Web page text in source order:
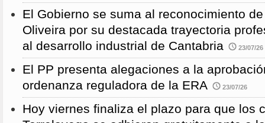
El Gobierno se suma al reconocimiento
Oliveira por su destacada trayectoria
al desarrollo industrial de Cantabria
23/07/26
El PP presenta alegaciones a la
ordenanza reguladora de la ERA
23/07/26
Hoy viernes finaliza el plazo para que los